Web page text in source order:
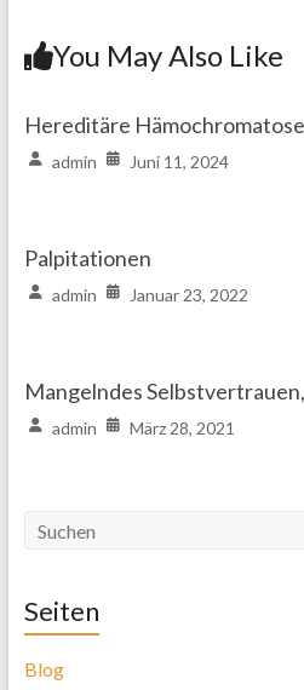
You May Also Like
Hereditäre Hämochromatose
admin Juni 11, 2024
Palpitationen
admin Januar 23, 2022
Mangelndes
admin März 28, 2021
Seiten
Blog